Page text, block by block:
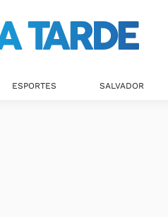
ESPORTES SALVADOR